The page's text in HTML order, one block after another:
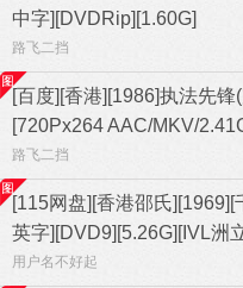
中字][DVDRip][1.60G]
路飞二挡
[百度][香港][1986]执法先
[720Px264 AAC/MKV/
路飞二挡
[115网盘][香港邵氏
英字][DVD9][5.26G][IVL洲
用户名不好起